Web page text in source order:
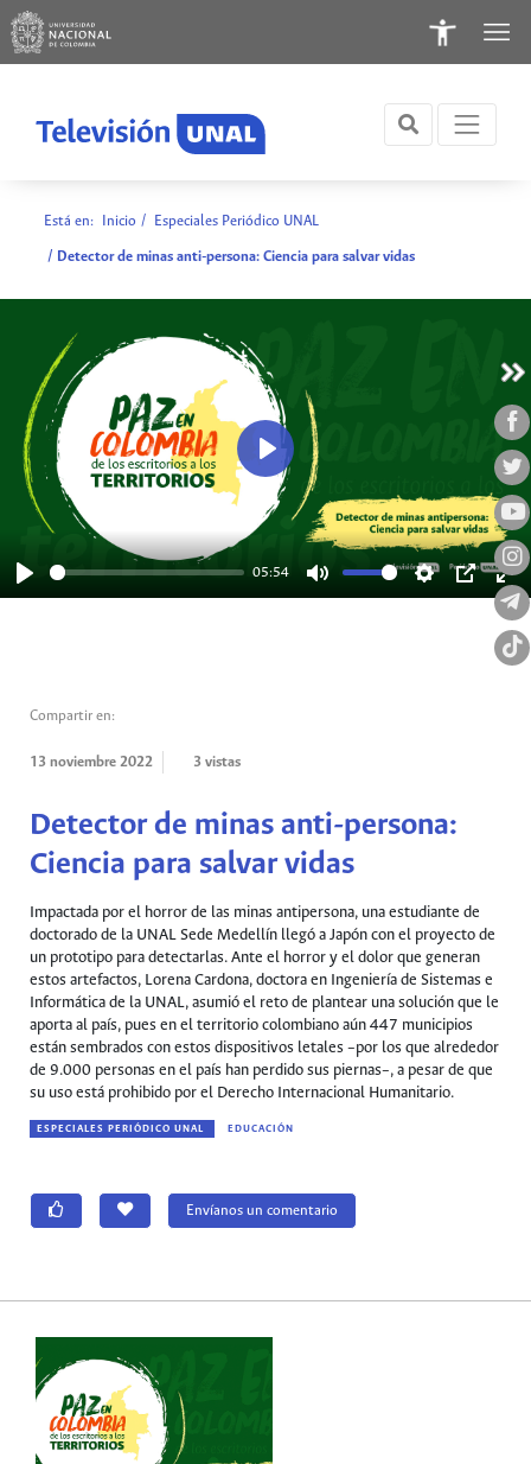
Está en: Inicio / Especiales Periódico UNAL
/ Detector de minas anti-persona: Ciencia para salvar vidas
Play
05:54
Mute
SettingsPIP
Play
Compartir en:
13 noviembre 2022 3 vistas
Detector de minas anti-persona:
Ciencia para salvar vidas
Impactada por el horror de las minas antipersona, una estudiante de
doctorado de la UNAL Sede Medellín llegó a Japón con el proyecto de
un prototipo para detectarlas. Ante el horror y el dolor que generan
estos artefactos, Lorena Cardona, doctora en Ingeniería de Sistemas e
Informática de la UNAL, asumió el reto de plantear una solución que le
aporta al país, pues en el territorio colombiano aún 447 municipios
están sembrados con estos dispositivos letales –por los que alrededor
de 9.000 personas en el país han perdido sus piernas–, a pesar de que
su uso está prohibido por el Derecho Internacional Humanitario.
ESPECIALES PERIÓDICO UNAL EDUCACIÓN
Envíanos un comentario